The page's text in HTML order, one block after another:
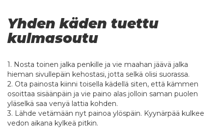
Yhden käden tuettu
kulmasoutu
1. Nosta toinen jalka penkille ja vie maahan jäävä jalka
hieman sivullepäin kehostasi, jotta selkä olisi suorassa.
2. Ota painosta kiinni toisella kädellä siten, että kämmen
osoittaa sisäänpäin ja vie paino alas jolloin saman puolen
yläselkä saa venyä lattia kohden.
3. Lähde vetämään nyt painoa ylöspäin. Kyynärpää kulkee
vedon aikana kylkeä pitkin.